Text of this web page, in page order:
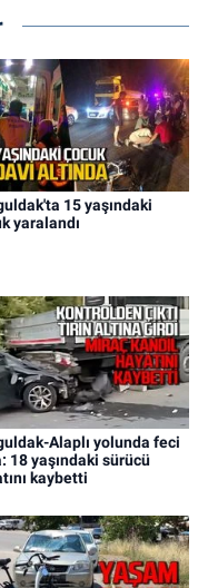
15 yaşındaki
yaralandı
Alaplı yolunda feci
18 yaşındaki sürücü
kaybetti